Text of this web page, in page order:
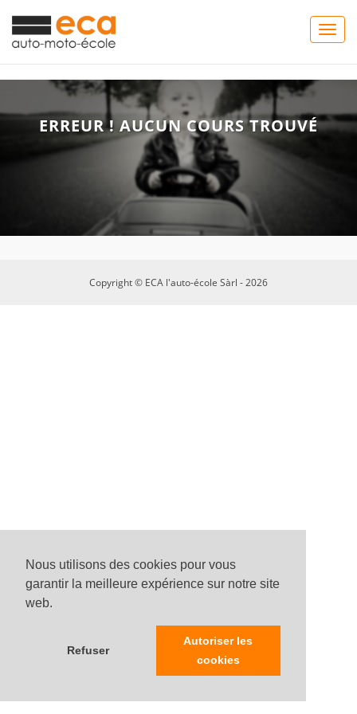
Nous utilisons des cookies pour vous
garantir la meilleure expérience sur notre site
web.
Refuser
Autoriser les
cookies
ERREUR ! AUCUN COURS TROUVÉ
Copyright © ECA l'auto-école Sàrl - 2026